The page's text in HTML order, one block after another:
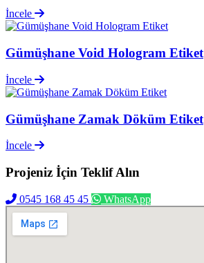
İncele
Gümüşhane Void Hologram Etiket
İncele
Gümüşhane Zamak Döküm Etiket
İncele
Projeniz İçin Teklif Alın
0545 168 45 45 WhatsApp